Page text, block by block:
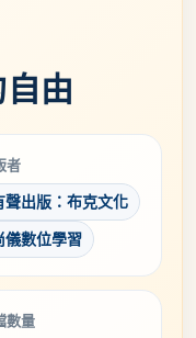
由
者
聲出版：布克文化
儀數位學習
數量